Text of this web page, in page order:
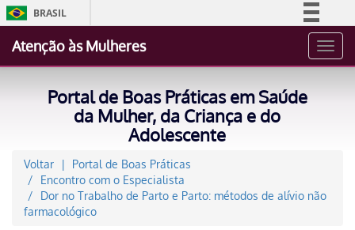
BRASIL
Acesso à informação
Atenção às Mulheres
Portal de Boas Práticas em Saúde
da Mulher, da Criança e do
Adolescente
Voltar
Portal de Boas Práticas
Encontro com o Especialista
Dor no Trabalho de Parto e Parto: métodos de alívio não
farmacológico